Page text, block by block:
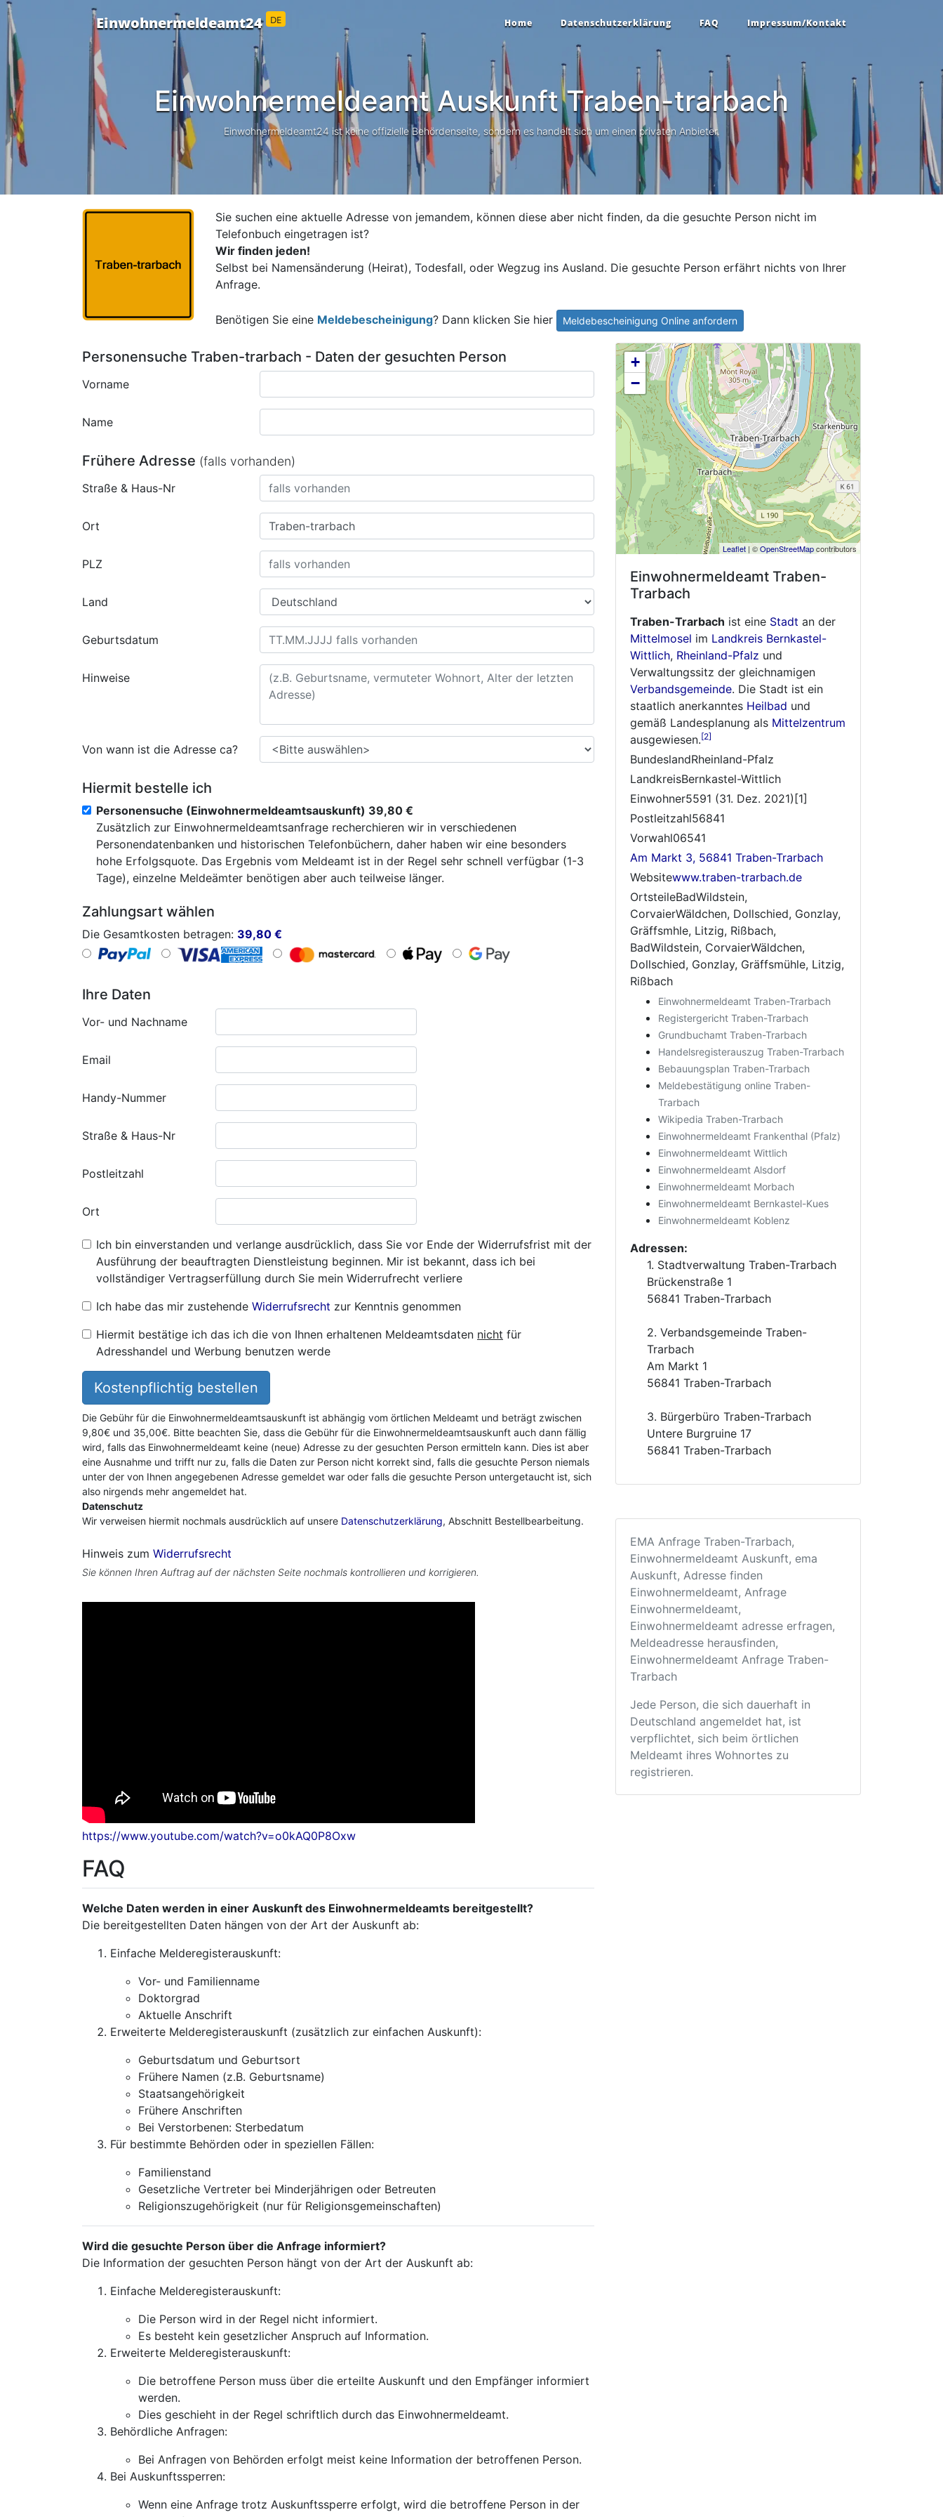
Einwohnermeldeamt24 DE Home Datenschutzerklärung FAQ Impressum/Kontakt
Einwohnermeldeamt AuskunftTraben-trarbach
Einwohnermeldeamt24 ist keine offizielle Behördenseite, sondern es handelt sich um einen privaten Anbieter.
Sie suchen eine aktuelle Adresse von jemandem, können diese aber nicht finden, da die gesuchte Person nicht im
Telefonbuch eingetragen ist?
Wir finden jeden!
Selbst bei Namensänderung (Heirat), Todesfall, oder Wegzug ins Ausland. Die gesuchte Person erfährt nichts von Ihrer
Anfrage.
Benötigen Sie eine Meldebescheinigung? Dann klicken Sie hier Meldebescheinigung Online anfordern
Personensuche Traben-trarbach - Daten der gesuchten Person
Vorname
Name
Frühere Adresse (falls vorhanden)
Straße & Haus-Nr
Ort
PLZ
Land
Geburtsdatum
Hinweise
Von wann ist die Adresse ca?
Hiermit bestelle ich
Personensuche (Einwohnermeldeamtsauskunft) 39,80 €
Zusätzlich zur Einwohnermeldeamtsanfrage recherchieren wir in verschiedenen
Personendatenbanken und historischen Telefonbüchern, daher haben wir eine besonders
hohe Erfolgsquote. Das Ergebnis vom Meldeamt ist in der Regel sehr schnell verfügbar (1-3
Tage), einzelne Meldeämter benötigen aber auch teilweise länger.
Zahlungsart wählen
Die Gesamtkosten betragen: 39,80 €
Ihre Daten
Vor- und Nachname
Email
Handy-Nummer
Straße & Haus-Nr
Postleitzahl
Ort
Ich bin einverstanden und verlange ausdrücklich, dass Sie vor Ende der Widerrufsfrist mit der
Ausführung der beauftragten Dienstleistung beginnen. Mir ist bekannt, dass ich bei
vollständiger Vertragserfüllung durch Sie mein Widerrufrecht verliere
Ich habe das mir zustehende Widerrufsrecht zur Kenntnis genommen
Hiermit bestätige ich das ich die von Ihnen erhaltenen Meldeamtsdaten nicht für
Adresshandel und Werbung benutzen werde
Kostenpflichtig bestellen
Die Gebühr für die Einwohnermeldeamtsauskunft ist abhängig vom örtlichen Meldeamt und beträgt zwischen
9,80€ und 35,00€. Bitte beachten Sie, dass die Gebühr für die Einwohnermeldeamtsauskunft auch dann fällig
wird, falls das Einwohnermeldeamt keine (neue) Adresse zu der gesuchten Person ermitteln kann. Dies ist aber
eine Ausnahme und trifft nur zu, falls die Daten zur Person nicht korrekt sind, falls die gesuchte Person niemals
unter der von Ihnen angegebenen Adresse gemeldet war oder falls die gesuchte Person untergetaucht ist, sich
also nirgends mehr angemeldet hat.
Datenschutz
Wir verweisen hiermit nochmals ausdrücklich auf unsere Datenschutzerklärung, Abschnitt Bestellbearbeitung.
Hinweis zum Widerrufsrecht
Sie können Ihren Auftrag auf der nächsten Seite nochmals kontrollieren und korrigieren.
https://www.youtube.com/watch?v=o0kAQ0P8Oxw
FAQ
Welche Daten werden in einer Auskunft des Einwohnermeldeamts bereitgestellt?
Die bereitgestellten Daten hängen von der Art der Auskunft ab:
Einfache Melderegisterauskunft:
Vor- und Familienname
Doktorgrad
Aktuelle Anschrift
Erweiterte Melderegisterauskunft (zusätzlich zur einfachen Auskunft):
Geburtsdatum und Geburtsort
Frühere Namen (z.B. Geburtsname)
Staatsangehörigkeit
Frühere Anschriften
Bei Verstorbenen: Sterbedatum
Für bestimmte Behörden oder in speziellen Fällen:
Familienstand
Gesetzliche Vertreter bei Minderjährigen oder Betreuten
Religionszugehörigkeit (nur für Religionsgemeinschaften)
Wird die gesuchte Person über die Anfrage informiert?
Die Information der gesuchten Person hängt von der Art der Auskunft ab:
Einfache Melderegisterauskunft:
Die Person wird in der Regel nicht informiert.
Es besteht kein gesetzlicher Anspruch auf Information.
Erweiterte Melderegisterauskunft:
Die betroffene Person muss über die erteilte Auskunft und den Empfänger informiert
werden.
Dies geschieht in der Regel schriftlich durch das Einwohnermeldeamt.
Behördliche Anfragen:
Bei Anfragen von Behörden erfolgt meist keine Information der betroffenen Person.
Bei Auskunftssperren:
Wenn eine Anfrage trotz Auskunftssperre erfolgt, wird die betroffene Person in der
+
−
Leaflet | ©OpenStreetMapcontributors
Einwohnermeldeamt Traben-
Trarbach
Traben-Trarbach ist eine Stadt an der
Mittelmosel im Landkreis Bernkastel-
Wittlich, Rheinland-Pfalz und
Verwaltungssitz der gleichnamigen
Verbandsgemeinde. Die Stadt ist ein
staatlich anerkanntes Heilbad und
gemäß Landesplanung als Mittelzentrum
ausgewiesen.[2]
BundeslandRheinland-Pfalz
LandkreisBernkastel-Wittlich
Einwohner5591 (31. Dez. 2021)[1]
Postleitzahl56841
Vorwahl06541
Am Markt 3, 56841 Traben-Trarbach
Websitewww.traben-trarbach.de
OrtsteileBadWildstein,
CorvaierWäldchen, Dollschied, Gonzlay,
Gräffsmhle, Litzig, Rißbach,
BadWildstein, CorvaierWäldchen,
Dollschied, Gonzlay, Gräffsmühle, Litzig,
Rißbach
Einwohnermeldeamt Traben-Trarbach
Registergericht Traben-Trarbach
Grundbuchamt Traben-Trarbach
Handelsregisterauszug Traben-Trarbach
Bebauungsplan Traben-Trarbach
Meldebestätigung online Traben-
Trarbach
Wikipedia Traben-Trarbach
Einwohnermeldeamt Frankenthal (Pfalz)
Einwohnermeldeamt Wittlich
Einwohnermeldeamt Alsdorf
Einwohnermeldeamt Morbach
Einwohnermeldeamt Bernkastel-Kues
Einwohnermeldeamt Koblenz
Adressen:
1. Stadtverwaltung Traben-Trarbach
Brückenstraße 1
56841 Traben-Trarbach
2. Verbandsgemeinde Traben-
Trarbach
Am Markt 1
56841 Traben-Trarbach
3. Bürgerbüro Traben-Trarbach
Untere Burgruine 17
56841 Traben-Trarbach
EMA Anfrage Traben-Trarbach,
Einwohnermeldeamt Auskunft, ema
Auskunft, Adresse finden
Einwohnermeldeamt, Anfrage
Einwohnermeldeamt,
Einwohnermeldeamt adresse erfragen,
Meldeadresse herausfinden,
Einwohnermeldeamt Anfrage Traben-
Trarbach
Jede Person, die sich dauerhaft in
Deutschland angemeldet hat, ist
verpflichtet, sich beim örtlichen
Meldeamt ihres Wohnortes zu
registrieren.